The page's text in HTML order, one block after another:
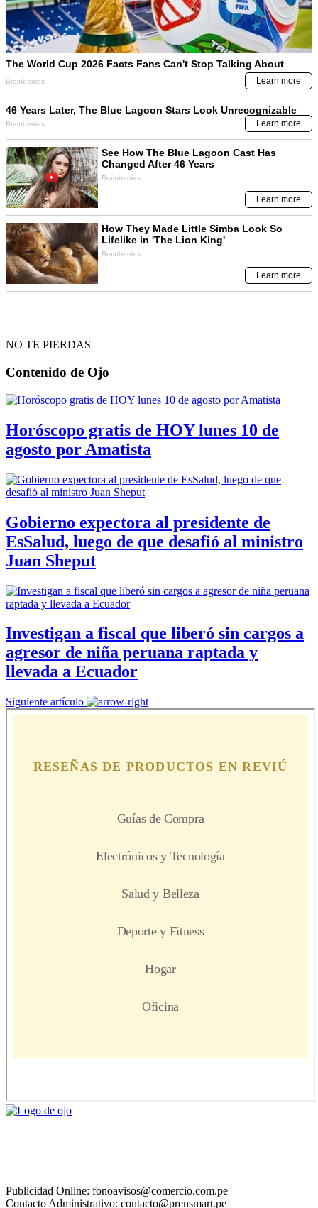
NO TE PIERDAS
Contenido de Ojo
Horóscopo gratis de HOY lunes 10 de
agosto por Amatista
Gobierno expectora al presidente de
EsSalud, luego de que desafió al ministro
Juan Sheput
Investigan a fiscal que liberó sin cargos a
agresor de niña peruana raptada y
llevada a Ecuador
Siguiente artículo
Publicidad Online: fonoavisos@comercio.com.pe
Contacto Administrativo: contacto@prensmart.pe